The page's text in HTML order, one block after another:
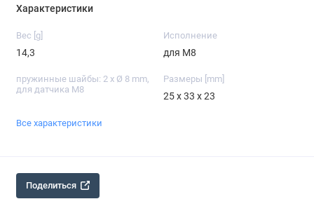
Характеристики
Вес [g]
14,3
Исполнение
для M8
пружинные шайбы: 2 x Ø 8 mm,
для датчика М8
Размеры [mm]
25 x 33 x 23
Все характеристики
Поделиться